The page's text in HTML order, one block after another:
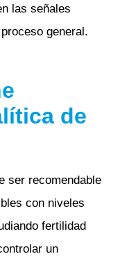
las señales
general.
de
ser recomendable
con niveles
fertilidad
un